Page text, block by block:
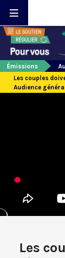
Émissions
Les couples
Audience
Les